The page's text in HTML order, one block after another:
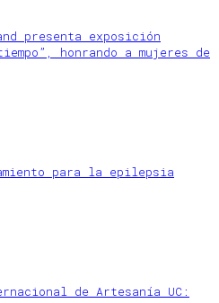
presenta exposición
honrando a mujeres de
para la epilepsia
de Artesanía UC: